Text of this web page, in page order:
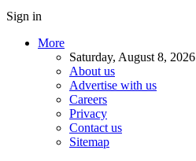
Sign in
More
Saturday, August 8, 2026
About us
Advertise with us
Careers
Privacy
Contact us
Sitemap